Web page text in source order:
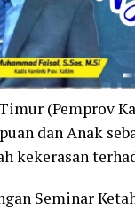
(Pemprov
dan Anak
kekerasan
Seminar